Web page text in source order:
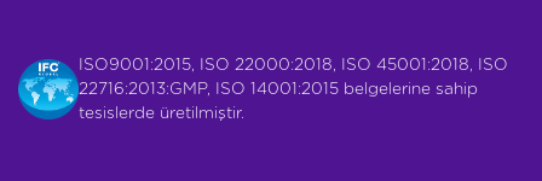
ISO9001:2015, ISO 22000:2018, ISO 45001:2018, ISO
22716:2013:GMP, ISO 14001:2015 belgelerine sahip
tesislerde üretilmiştir.